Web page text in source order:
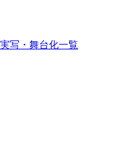
実写・舞台化一覧